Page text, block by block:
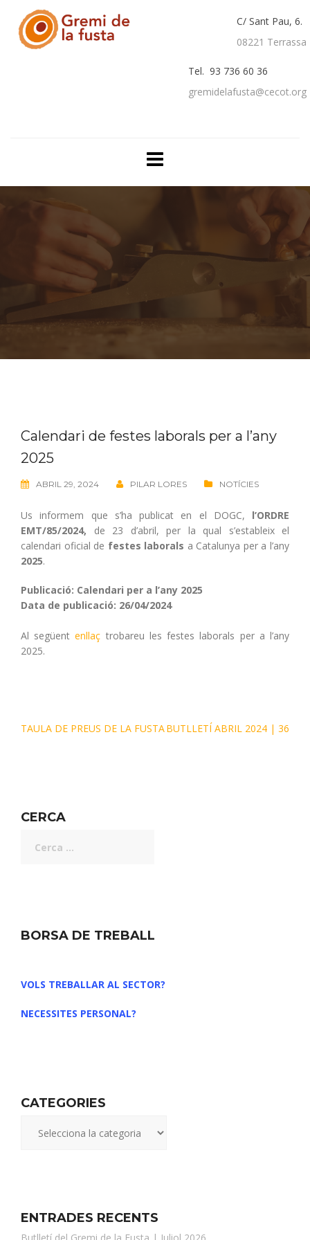
C/ Sant Pau, 6.
08221 Terrassa
Tel. 93 736 60 36
gremidelafusta@cecot.org
Calendari de festes laborals per a l’any
2025
ABRIL 29, 2024 PILAR LORES NOTÍCIES
Us informem que s’ha publicat en el DOGC, l’ORDRE
EMT/85/2024, de 23 d’abril, per la qual s’estableix el
calendari oficial de festes laborals a Catalunya per a l’any
2025.
Publicació: Calendari per a l’any 2025
Data de publicació: 26/04/2024
Al següentenllaç trobareu les festes laborals per a l’any
2025.
TAULA DE PREUS DE LA FUSTABUTLLETÍ ABRIL 2024 | 36
CERCA
BORSA DE TREBALL
VOLS TREBALLAR AL SECTOR?
NECESSITES PERSONAL?
CATEGORIES
ENTRADES RECENTS